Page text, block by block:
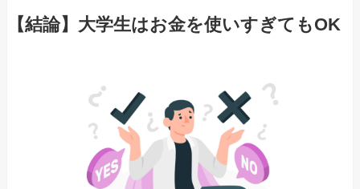
【結論】大学生はお金を使いすぎてもOK